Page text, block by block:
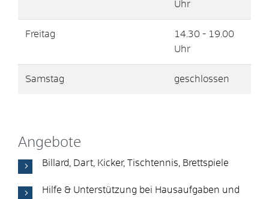
Uhr
Freitag
14.30 - 19.00
Uhr
Samstag geschlossen
Angebote
Billard, Dart, Kicker, Tischtennis, Brettspiele
Hilfe & Unterstützung bei Hausaufgaben und